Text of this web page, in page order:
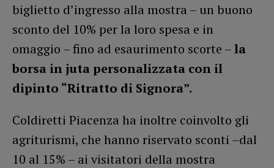
biglietto d’ingresso alla mostra – un buono
sconto del 10% per la loro spesa e in
omaggio – fino ad esaurimento scorte –la
borsa in juta personalizzata con il
dipinto “Ritratto di Signora”.
Coldiretti Piacenza ha inoltre coinvolto gli
agriturismi, che hanno riservato sconti –dal
10 al 15% – ai visitatori della mostra